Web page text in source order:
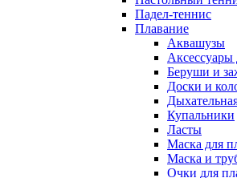
Падел-теннис
Плавание
Аквашузы
Аксессуары
Беруши и
Доски и
Купальники
Ласты
Маска для
Маска и
Очки для